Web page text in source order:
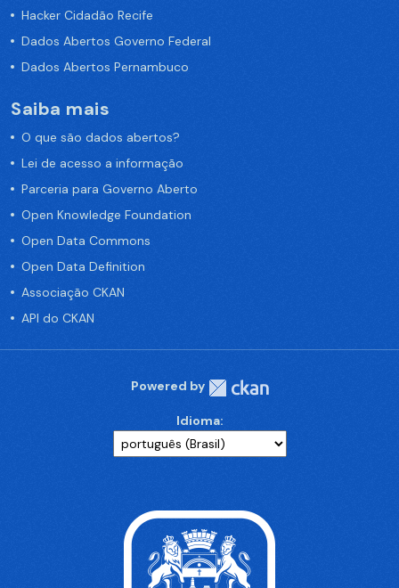
Hacker Cidadão Recife
Dados Abertos Governo Federal
Dados Abertos Pernambuco
Saiba mais
O que são dados abertos?
Lei de acesso a informação
Parceria para Governo Aberto
Open Knowledge Foundation
Open Data Commons
Open Data Definition
Associação CKAN
API do CKAN
Powered by
Idioma